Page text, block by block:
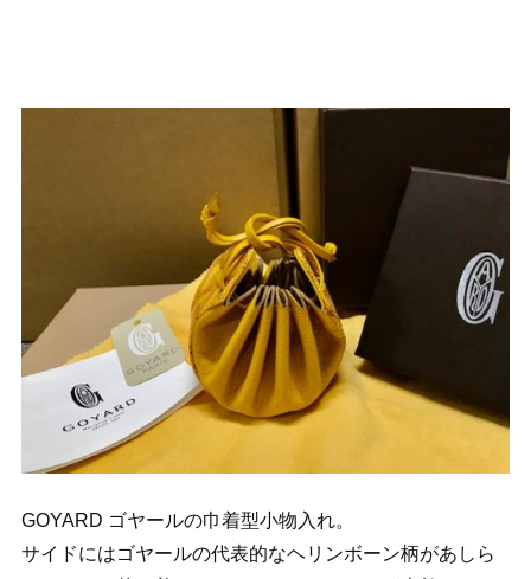
GOYARD ゴヤールの巾着型小物入れ。
サイドにはゴヤールの代表的なヘリンボーン柄があしら